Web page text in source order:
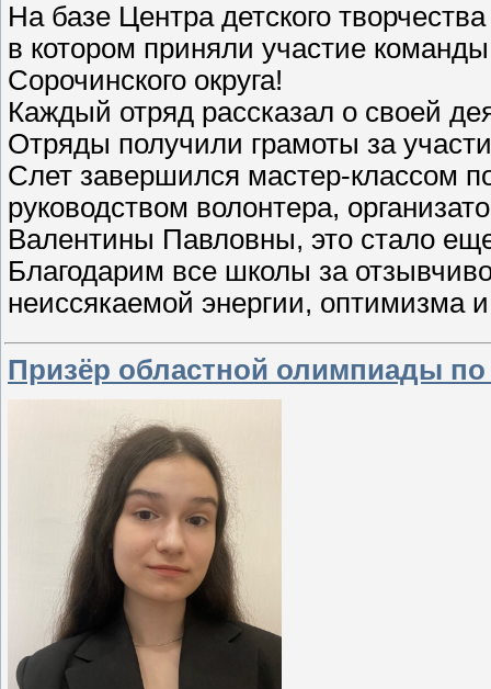
На базе Центра детского
в котором приняли участие
Сорочинского округа!
Каждый отряд рассказал о своей
Отряды получили грамоты за
Слет завершился мастер-классом
руководством волонтера,
Валентины Павловны, это стало
Благодарим все школы за
неиссякаемой энергии, оптимизма
Призёр областной олимпиады